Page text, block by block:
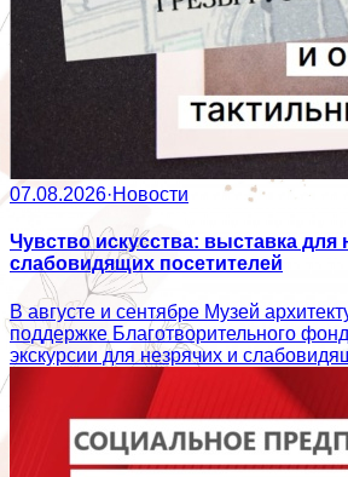
07.08.2026·Новости
Чувство искусства: выставка для
слабовидящих посетителей
В августе и сентябре Музей
поддержке Благотворительного
экскурсии для незрячих и